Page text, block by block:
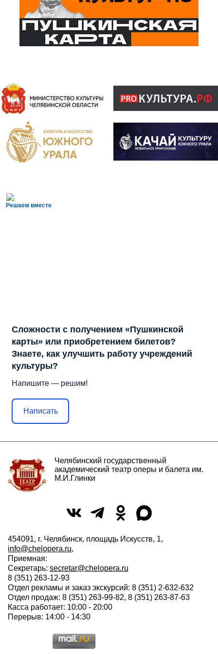
Решаем вместе
Сложности с получением «Пушкинской
карты» или приобретением билетов?
Знаете, как улучшить работу учреждений
культуры?
Напишите — решим!
Написать
Челябинский государственный
академический театр оперы и балета им.
М.И.Глинки
454091, г. Челябинск, площадь Искусств, 1,
info@chelopera.ru,
Приемная:
Секретарь: secretar@chelopera.ru
8 (351) 263-12-93
Отдел рекламы и заказ экскурсий: 8 (351) 2-632-632
Отдел продаж: 8 (351) 263-99-82, 8 (351) 263-87-63
Касса работает: 10:00 - 20:00
Перерыв: 14:00 - 14:30